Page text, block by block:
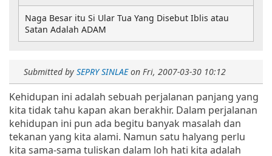
Submitted by SEPRY SINLAEon Fri, 2007-03-30 10:12
Kehidupan ini adalah sebuah perjalanan panjang yang
kita tidak tahu kapan akan berakhir. Dalam perjalanan
kehidupan ini pun ada begitu banyak masalah dan
tekanan yang kita alami. Namun satu halyang perlu
kita sama-sama tuliskan dalam loh hati kita adalah
Naga Besar itu Si Ular Tua Yang Disebut Iblis atau
Satan Adalah ADAM